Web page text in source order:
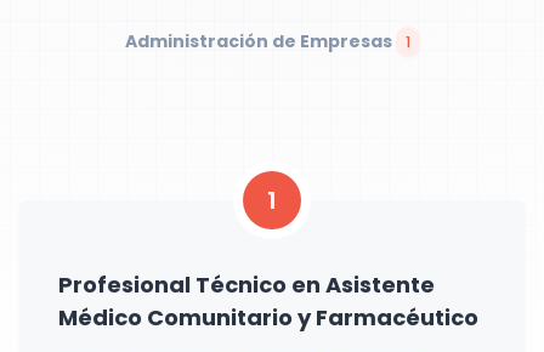
Administración de Empresas 1
1
Profesional Técnico en Asistente
Médico Comunitario y Farmacéutico